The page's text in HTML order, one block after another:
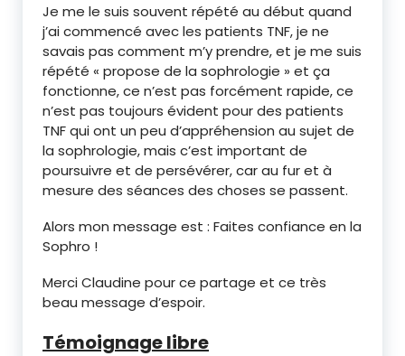
Je me le suis souvent répété au début quand
j’ai commencé avec les patients TNF, je ne
savais pas comment m’y prendre, et je me suis
répété « propose de la sophrologie » et ça
fonctionne, ce n’est pas forcément rapide, ce
n’est pas toujours évident pour des patients
TNF qui ont un peu d’appréhension au sujet de
la sophrologie, mais c’est important de
poursuivre et de persévérer, car au fur et à
mesure des séances des choses se passent.
Alors mon message est : Faites confiance en la
Sophro !
Merci Claudine pour ce partage et ce très
beau message d’espoir.
Témoignage libre